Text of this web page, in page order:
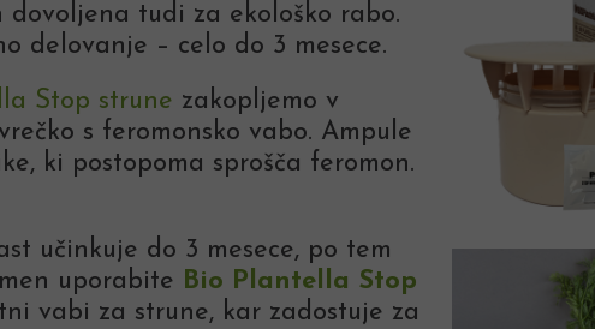
tudi za ekološko rabo.
delovanje – celo do 3 mesece.
Stop strune zakopljemo v
s feromonsko vabo. Ampule
ki postopoma sprošča feromon.
učinkuje do 3 mesece, po tem
uporabite Bio Plantella Stop
vabi za strune, kar zadostuje za